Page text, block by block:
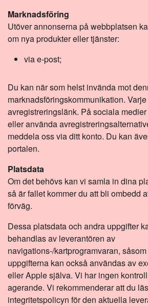
Marknadsföring
Utöver annonserna på webbplatsen
om nya produkter eller tjänster:
via e-post;
Du kan när som helst invända mot
marknadsföringskommunikation.
avregistreringslänk. På sociala
eller använda
meddela oss via ditt konto. Du kan
portalen.
Platsdata
Om det behövs kan vi samla in dina
så är fallet kommer du att bli ombedd
förväg.
Dessa platsdata och andra uppgifter
behandlas av leverantören av
navigations-/kartprogramvaran,
uppgifterna kan också användas av
eller Apple själva. Vi har ingen
agerande. Vi rekommenderar att du
integritetspolicyn för den aktuella